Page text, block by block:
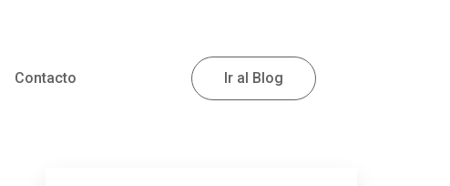
Contacto Ir al Blog